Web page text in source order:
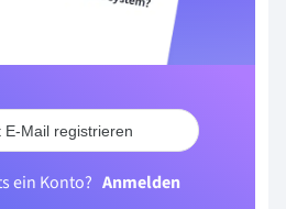
E-Mail registrieren
ein Konto? Anmelden